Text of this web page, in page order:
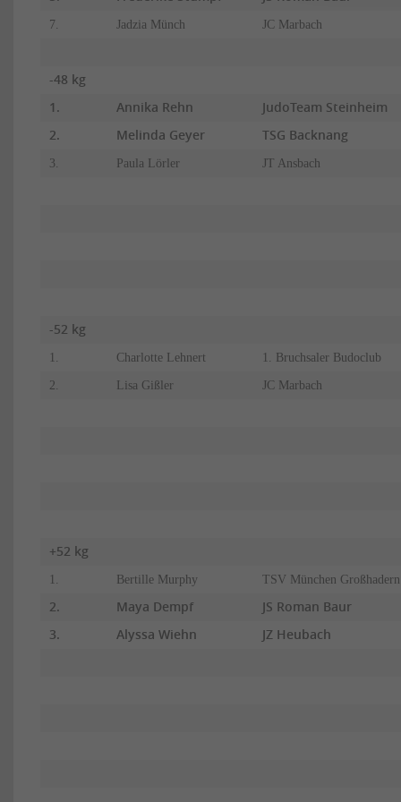
7. Jadzia Münch JC Marbach
-48 kg
1.
Annika Rehn JudoTeam Steinheim
2.
Melinda Geyer TSG Backnang
3. Paula Lörler JT Ansbach
-52 kg
1. Charlotte Lehnert 1. Bruchsaler Budoclub
2. Lisa Gißler JC Marbach
+52 kg
1. Bertille Murphy TSV München Großhadern
2. Maya Dempf JS Roman Baur
3. Alyssa Wiehn JZ Heubach